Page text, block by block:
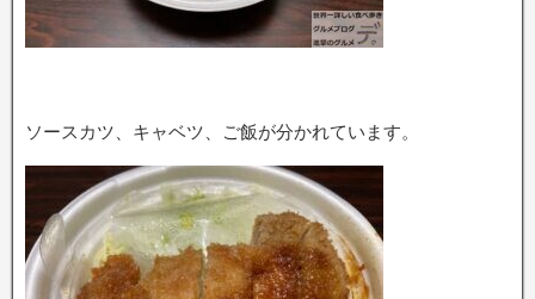
ソースカツ、キャベツ、ご飯が分かれています。